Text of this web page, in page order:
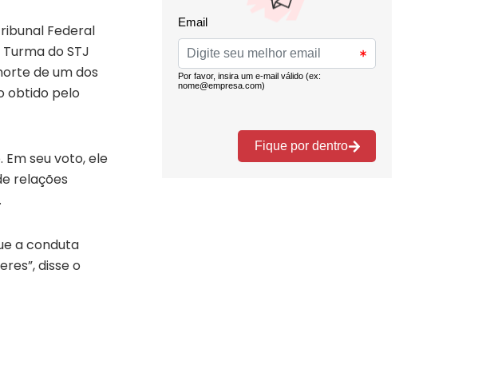
Federal
do STJ
de um dos
obtido pelo
Em seu voto, ele
relações
a conduta
disse o